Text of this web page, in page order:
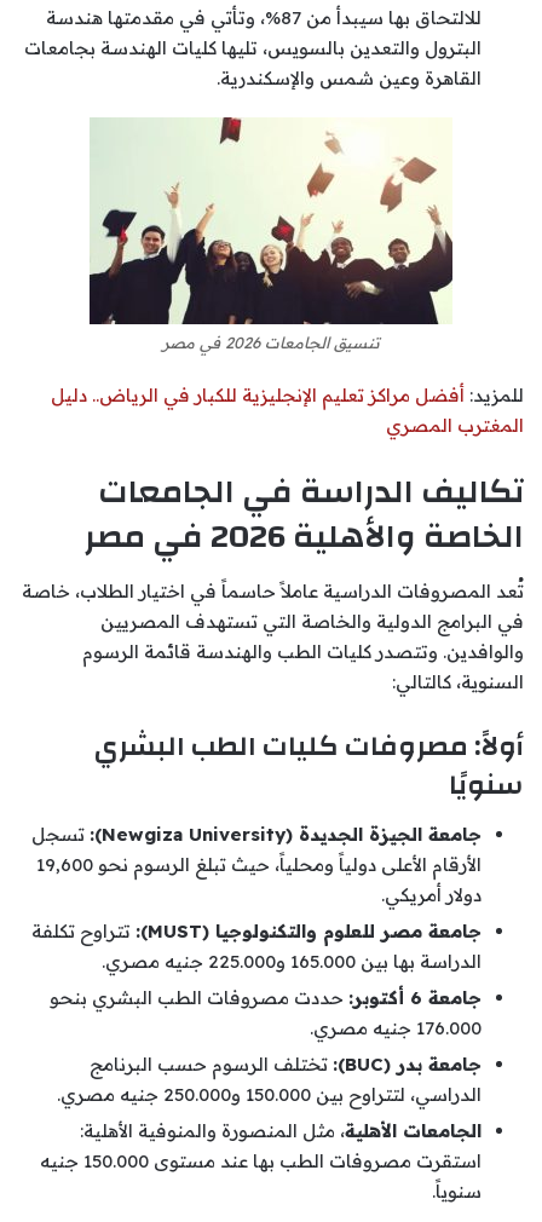
للالتحاق بها سيبدأ من 87%، وتأتي في مقدمتها هندسة
البترول والتعدين بالسويس، تليها كليات الهندسة بجامعات
القاهرة وعين شمس والإسكندرية.
تنسيق الجامعات 2026 في مصر
للمزيد: أفضل مراكز تعليم الإنجليزية للكبار في الرياض.. دليل
المغترب المصري
تكاليف الدراسة في الجامعات
الخاصة والأهلية 2026 في مصر
تُعد المصروفات الدراسية عاملاً حاسماً في اختيار الطلاب، خاصة
في البرامج الدولية والخاصة التي تستهدف المصريين
والوافدين. وتتصدر كليات الطب والهندسة قائمة الرسوم
السنوية، كالتالي:
أولاً: مصروفات كليات الطب البشري
سنويًا
جامعة الجيزة الجديدة (Newgiza University):
تسجل
الأرقام الأعلى دولياً ومحلياً، حيث تبلغ الرسوم نحو 19,600
دولار أمريكي.
جامعة مصر للعلوم والتكنولوجيا (MUST):
تتراوح تكلفة
الدراسة بها بين 165.000 و225.000 جنيه مصري.
جامعة 6 أكتوبر:
حددت مصروفات الطب البشري بنحو
176.000 جنيه مصري.
جامعة بدر (BUC):
تختلف الرسوم حسب البرنامج
الدراسي، لتتراوح بين 150.000 و250.000 جنيه مصري.
الجامعات الأهلية، مثل المنصورة والمنوفية الأهلية:
استقرت مصروفات الطب بها عند مستوى 150.000 جنيه
سنوياً.